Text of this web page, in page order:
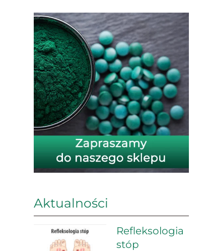
Aktualności
Refleksologia
stóp